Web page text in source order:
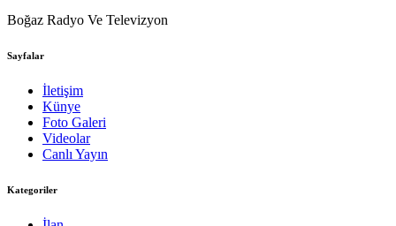
Boğaz Radyo Ve Televizyon
Sayfalar
İletişim
Künye
Foto Galeri
Videolar
Canlı Yayın
Kategoriler